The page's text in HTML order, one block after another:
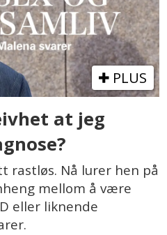
PLUS
at jeg
rastløs. Nå lurer hen på
mellom å være
eller liknende